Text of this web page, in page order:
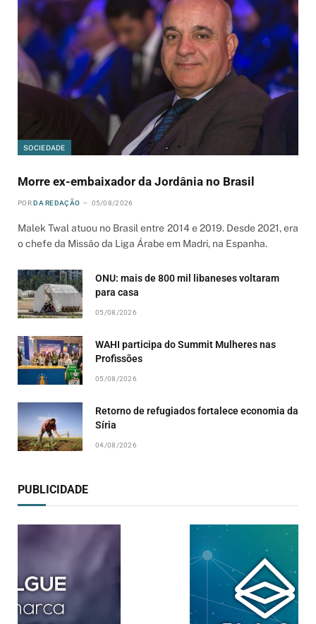
SOCIEDADE
Morre ex-embaixador da Jordânia no Brasil
POR DA REDAÇÃO 05/08/2026
Malek Twal atuou no Brasil entre 2014 e 2019. Desde 2021, era
o chefe da Missão da Liga Árabe em Madri, na Espanha.
ONU: mais de 800 mil libaneses voltaram
para casa
05/08/2026
WAHI participa do Summit Mulheres nas
Profissões
05/08/2026
Retorno de refugiados fortalece economia da
Síria
04/08/2026
PUBLICIDADE